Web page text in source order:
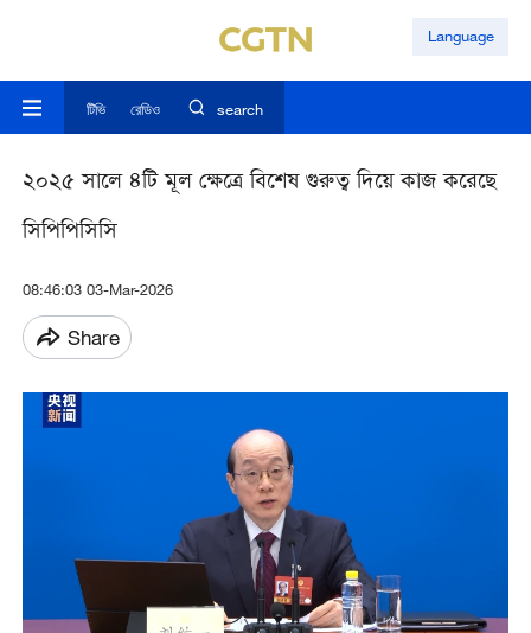
Language
টিভি রেডিও search
২০২৫ সালে ৪টি মূল ক্ষেত্রে বিশেষ গুরুত্ব দিয়ে কাজ করেছে
সিপিপিসিসি
08:46:03 03-Mar-2026
Share